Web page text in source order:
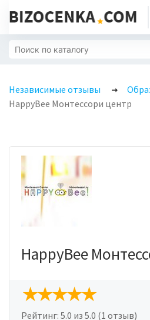
Независимые отзывы
HappyBee Монтессори центр
HappyBee
Рейтинг: 5.0 из 5.0 (1 отзыв)